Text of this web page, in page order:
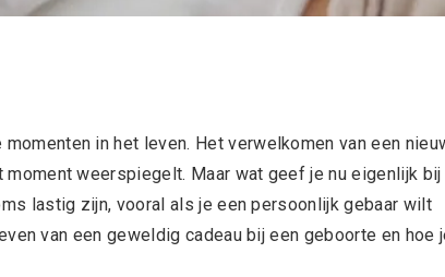
in het leven. Het verwelkomen van een
weerspiegelt. Maar wat geef je nu eigenlijk bij
lastig zijn, vooral als je een persoonlijk gebaar wilt
van een geweldig cadeau bij een geboorte en hoe